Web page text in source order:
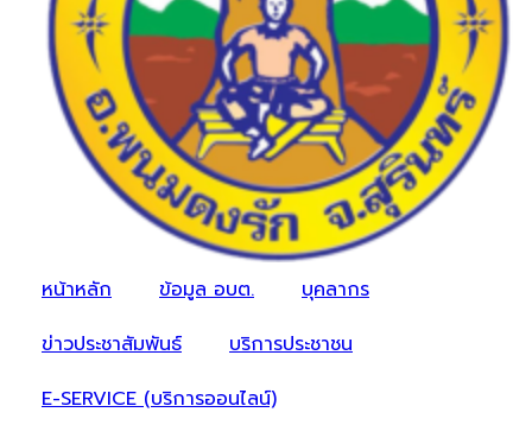
หน้าหลัก ข้อมูล อบต.
บุคลากร
ข่าวประชาสัมพันธ์
บริการประชาชน
E-SERVICE (บริการออนไลน์)